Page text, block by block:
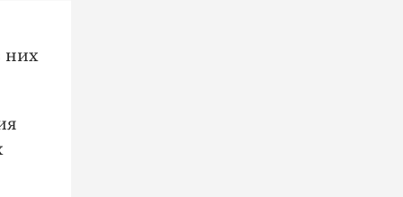
них